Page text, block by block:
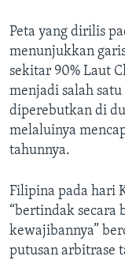
Peta yang dirilis
menunjukkan
sekitar 90% Laut
menjadi salah
diperebutkan di
melaluinya
tahunnya.
Filipina pada hari
“bertindak secara
kewajibannya”
putusan arbitrase